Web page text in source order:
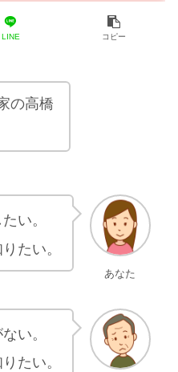
LINE コピー
の高橋
あなた
い。
たい。
い。
たい。